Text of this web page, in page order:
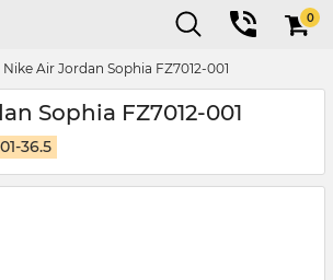
0
Nike Air Jordan Sophia FZ7012-001
Sophia FZ7012-001
36.5